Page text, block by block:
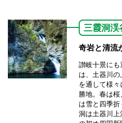
三霞洞渓
奇岩と清流
讃岐十景にも
は、土器川
を通して様
勝地。春は
は雪と四季
洞は土器川